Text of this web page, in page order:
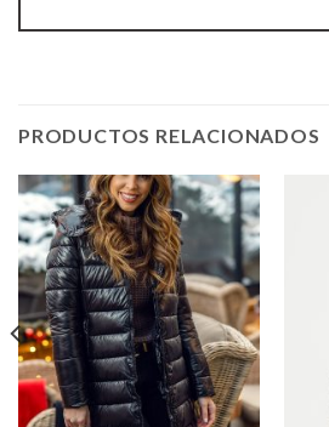
PRODUCTOS RELACIONADOS